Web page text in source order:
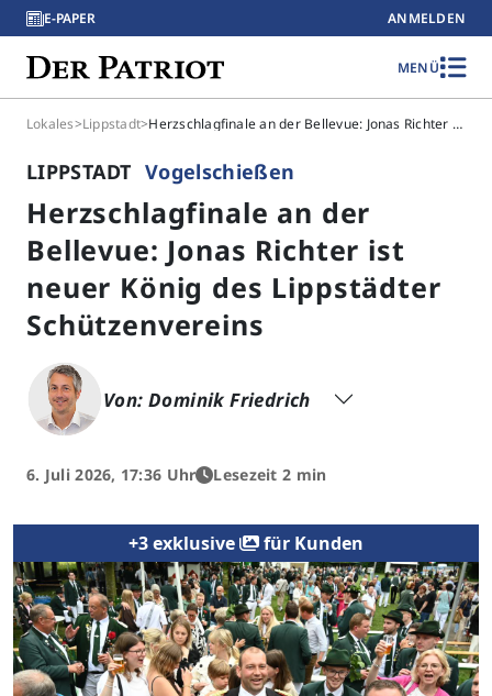
E-PAPER ANMELDEN
MENÜ
Lokales>Lippstadt> Herzschlagfinale an der Bellevue: Jonas Richter ist neuer König des Lippstädter Schützenvereins
LIPPSTADT Vogelschießen
Herzschlagfinale an der
Bellevue: Jonas Richter ist
neuer König des Lippstädter
Schützenvereins
Von: Dominik Friedrich
6. Juli 2026, 17:36 Uhr Lesezeit 2 min
+3 exklusive für Kunden